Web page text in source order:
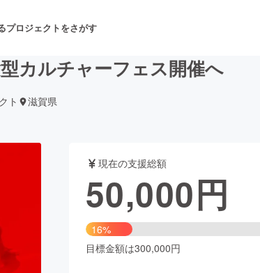
プロジェクトをさがす
舞台・パフォーマンス
ファッション
カルチャーフェス開催へ
ト 滋賀県
現在の支援総額
50,000円
16%
目標金額は300,000円